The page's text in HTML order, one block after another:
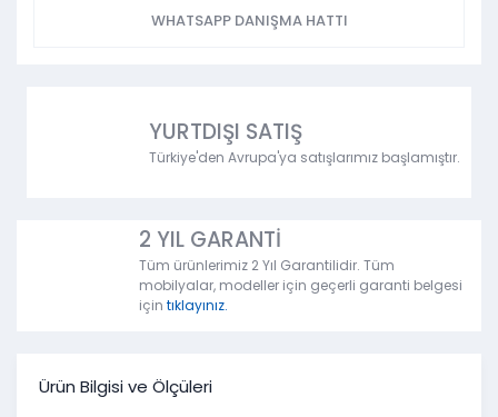
WHATSAPP DANIŞMA HATTI
YURTDIŞI SATIŞ
Türkiye'den Avrupa'ya satışlarımız başlamıştır.
2 YIL GARANTİ
Tüm ürünlerimiz 2 Yıl Garantilidir. Tüm
mobilyalar, modeller için geçerli garanti belgesi
için tıklayınız.
Ürün Bilgisi ve Ölçüleri